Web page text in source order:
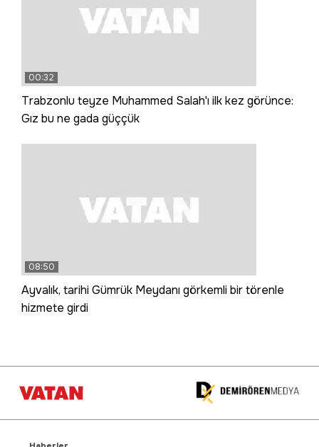
00:32
Trabzonlu teyze Muhammed Salah'ı ilk kez görünce:
Gız bu ne gada güççük
08:50
Ayvalık, tarihi Gümrük Meydanı görkemli bir törenle
hizmete girdi